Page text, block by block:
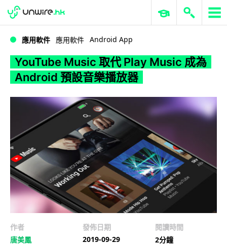
WWDC 2026 ERP 與商業 AI
應用軟件 應用軟件 Android App
YouTube Music 取代 Play Music 成為
Android 預設音樂播放器
作者
唐美鳳
發佈日期
2019-09-29
閱讀時間
2分鐘